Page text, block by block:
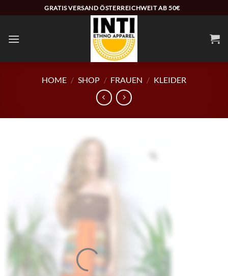
Inhalt
GRATIS VERSAND ÖSTERREICHWEIT AB 50€
HOME / SHOP / FRAUEN / KLEIDER